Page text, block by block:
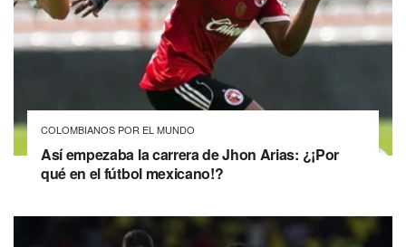
COLOMBIANOS POR EL MUNDO
Así empezaba la carrera de Jhon Arias: ¿¡Por
qué en el fútbol mexicano!?